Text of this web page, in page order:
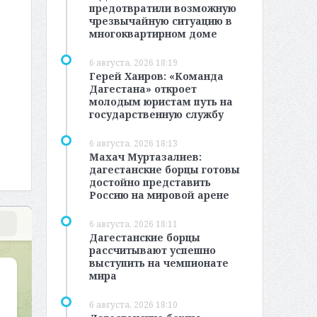
предотвратили возможную
чрезвычайную ситуацию в
многоквартирном доме
6 августа, 2026 18:19
Герей Хаиров: «Команда
Дагестана» откроет
молодым юристам путь на
государственную службу
6 августа, 2026 18:13
Махач Муртазалиев:
дагестанские борцы готовы
достойно представить
Россию на мировой арене
6 августа, 2026 18:11
Дагестанские борцы
рассчитывают успешно
выступить на чемпионате
мира
6 августа, 2026 18:10